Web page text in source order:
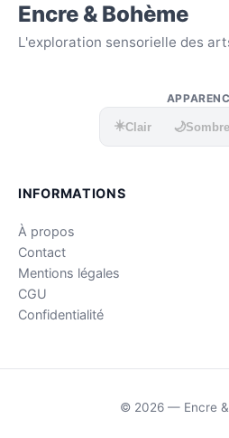
Encre & Bohème
L'exploration sensorielle des
☀️Clair 🌙Sombre
INFORMATIONS
À propos
Contact
Mentions légales
CGU
Confidentialité
© 2026 — Encre &